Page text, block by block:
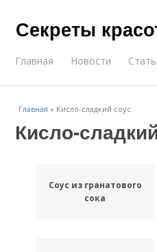
Секреты
Главная Новости
Главная » Кисло-сладкий соус
Кисло-
Соус из гранатового
сока